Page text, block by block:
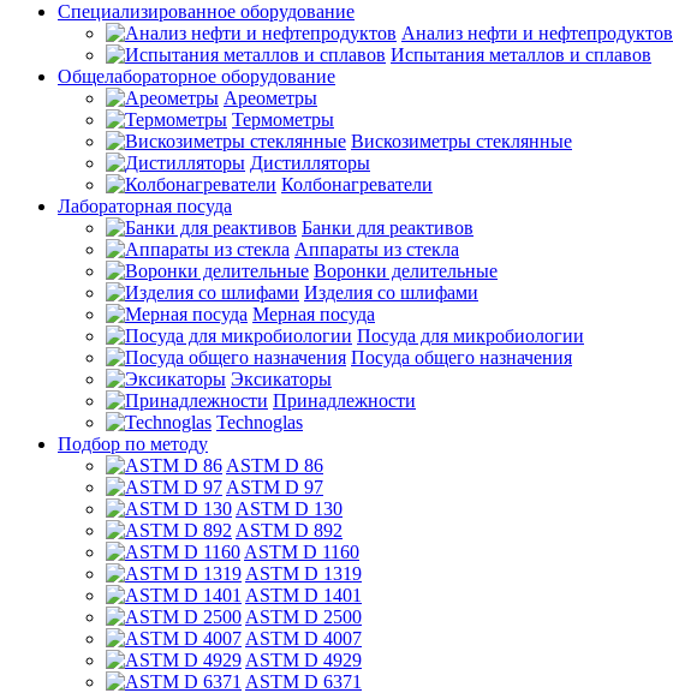
Специализированное оборудование
Анализ нефти и нефтепродуктов
Испытания металлов и сплавов
Общелабораторное оборудование
Ареометры
Термометры
Вискозиметры стеклянные
Дистилляторы
Колбонагреватели
Лабораторная посуда
Банки для реактивов
Аппараты из стекла
Воронки делительные
Изделия со шлифами
Мерная посуда
Посуда для микробиологии
Посуда общего назначения
Эксикаторы
Принадлежности
Technoglas
Подбор по методу
ASTM D 86
ASTM D 97
ASTM D 130
ASTM D 892
ASTM D 1160
ASTM D 1319
ASTM D 1401
ASTM D 2500
ASTM D 4007
ASTM D 4929
ASTM D 6371